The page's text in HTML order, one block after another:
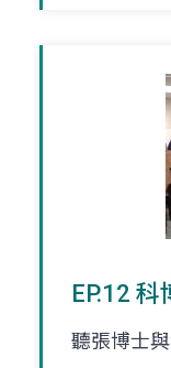
EP.12
聽張博士